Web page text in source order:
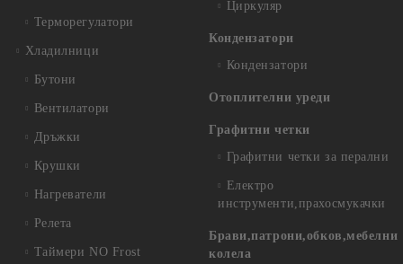
Терморегулатори
Хладилници
Бутони
Вентилатори
Дръжки
Крушки
Нагреватели
Релета
Таймери NO Frost
Циркуляр
Кондензатори
Кондензатори
Отоплителни уреди
Графитни четки
Графитни четки за перални
Електро
инструменти,прахосмукачки
Брави,патрони,обков,мебелни
колела